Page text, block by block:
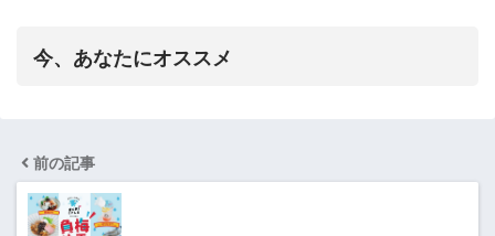
今、あなたにオススメ
前の記事